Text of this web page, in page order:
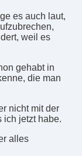
es auch laut,
weil es
gehabt in
die man
nicht mit der
ich jetzt habe.
alles